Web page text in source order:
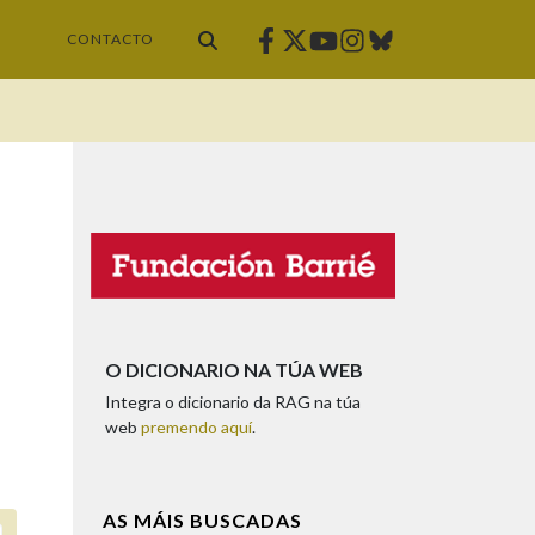
CONTACTO Facebook
Twitter
Youtube
Instagram
Bluesky
O DICIONARIO NA TÚA WEB
Integra o dicionario da RAG na túa
web premendo aquí.
AS MÁIS BUSCADAS